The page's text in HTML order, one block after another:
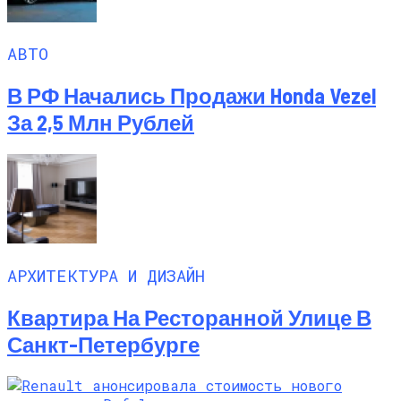
АВТО
В РФ Начались Продажи Honda Vezel
За 2,5 Млн Рублей
АРХИТЕКТУРА И ДИЗАЙН
Квартира На Ресторанной Улице В
Санкт-Петербурге